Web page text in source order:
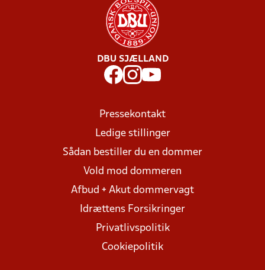
DBU SJÆLLAND
Pressekontakt
Ledige stillinger
Sådan bestiller du en dommer
Vold mod dommeren
Afbud + Akut dommervagt
Idrættens Forsikringer
Privatlivspolitik
Cookiepolitik